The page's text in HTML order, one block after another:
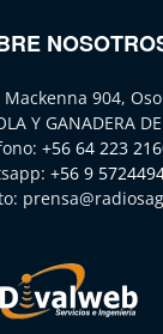
Mackenna 904,
Y GANADERA
+56 64 223
+56 9